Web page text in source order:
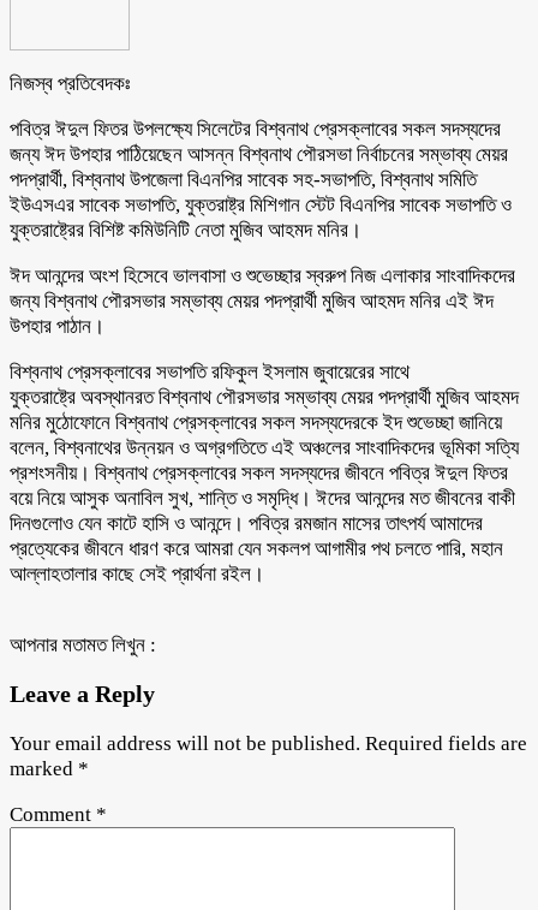
নিজস্ব প্রতিবেদকঃ
পবিত্র ঈদুল ফিতর উপলক্ষ্যে সিলেটের বিশ্বনাথ প্রেসক্লাবের সকল সদস্যদের
জন্য ঈদ উপহার পাঠিয়েছেন আসন্ন বিশ্বনাথ পৌরসভা নির্বাচনের সম্ভাব্য মেয়র
পদপ্রার্থী, বিশ্বনাথ উপজেলা বিএনপির সাবেক সহ-সভাপতি, বিশ্বনাথ সমিতি
ইউএসএর সাবেক সভাপতি, যুক্তরাষ্ট্র মিশিগান স্টেট বিএনপির সাবেক সভাপতি ও
যুক্তরাষ্ট্রের বিশিষ্ট কমিউনিটি নেতা মুজিব আহমদ মনির।
ঈদ আনন্দের অংশ হিসেবে ভালবাসা ও শুভেচ্ছার স্বরুপ নিজ এলাকার সাংবাদিকদের
জন্য বিশ্বনাথ পৌরসভার সম্ভাব্য মেয়র পদপ্রার্থী মুজিব আহমদ মনির এই ঈদ
উপহার পাঠান।
বিশ্বনাথ প্রেসক্লাবের সভাপতি রফিকুল ইসলাম জুবায়েরের সাথে
যুক্তরাষ্ট্রে অবস্থানরত বিশ্বনাথ পৌরসভার সম্ভাব্য মেয়র পদপ্রার্থী মুজিব আহমদ
মনির মুঠোফোনে বিশ্বনাথ প্রেসক্লাবের সকল সদস্যদেরকে ইদ শুভেচ্ছা জানিয়ে
বলেন, বিশ্বনাথের উন্নয়ন ও অগ্রগতিতে এই অঞ্চলের সাংবাদিকদের ভূমিকা সত্যি
প্রশংসনীয়। বিশ্বনাথ প্রেসক্লাবের সকল সদস্যদের জীবনে পবিত্র ঈদুল ফিতর
বয়ে নিয়ে আসুক অনাবিল সুখ, শান্তি ও সমৃদ্ধি। ঈদের আনন্দের মত জীবনের বাকী
দিনগুলোও যেন কাটে হাসি ও আনন্দে। পবিত্র রমজান মাসের তাৎপর্য আমাদের
প্রত্যেকের জীবনে ধারণ করে আমরা যেন সকলপ আগামীর পথ চলতে পারি, মহান
আল্লাহতালার কাছে সেই প্রার্থনা রইল।
আপনার মতামত লিখুন :
Leave a Reply
Your email address will not be published. Required fields are
marked *
Comment *